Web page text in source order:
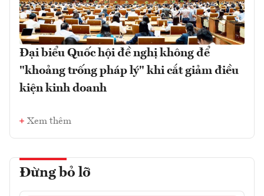
Đại biểu Quốc hội đề nghị không để
"khoảng trống pháp lý" khi cắt giảm điều
kiện kinh doanh
Xem thêm
Đừng bỏ lỡ